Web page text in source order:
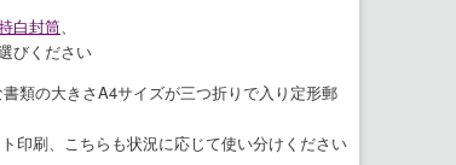
白封筒、
びください
類の大きさA4サイズが三つ折りで入り定形郵
印刷、こちらも状況に応じて使い分けください